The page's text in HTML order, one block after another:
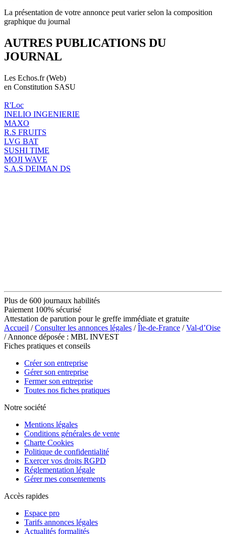
La présentation de votre annonce peut varier selon la composition
graphique du journal
AUTRES PUBLICATIONS DU
JOURNAL
Les Echos.fr (Web)
en Constitution SASU
R'Loc
INELIO INGENIERIE
MAXO
R.S FRUITS
LVG BAT
SUSHI TIME
MOJI WAVE
S.A.S DEIMAN DS
Plus de 600 journaux habilités
Paiement 100% sécurisé
Attestation de parution pour le greffe immédiate et gratuite
Accueil /Consulter les annonces légales /Île-de-France /Val-d’Oise
/ Annonce déposée : MBL INVEST
Fiches pratiques et conseils
Créer son entreprise
Gérer son entreprise
Fermer son entreprise
Toutes nos fiches pratiques
Notre société
Mentions légales
Conditions générales de vente
Charte Cookies
Politique de confidentialité
Exercer vos droits RGPD
Réglementation légale
Gérer mes consentements
Accès rapides
Espace pro
Tarifs annonces légales
Actualités formalités